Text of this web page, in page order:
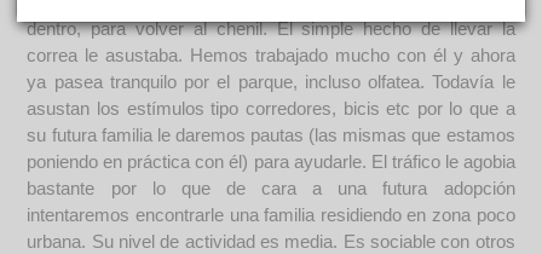
dentro, para volver al chenil. El simple hecho de llevar la
correa le asustaba. Hemos trabajado mucho con él y ahora
ya pasea tranquilo por el parque, incluso olfatea. Todavía le
asustan los estímulos tipo corredores, bicis etc por lo que a
su futura familia le daremos pautas (las mismas que estamos
poniendo en práctica con él) para ayudarle. El tráfico le agobia
bastante por lo que de cara a una futura adopción
intentaremos encontrarle una familia residiendo en zona poco
urbana. Su nivel de actividad es media. Es sociable con otros